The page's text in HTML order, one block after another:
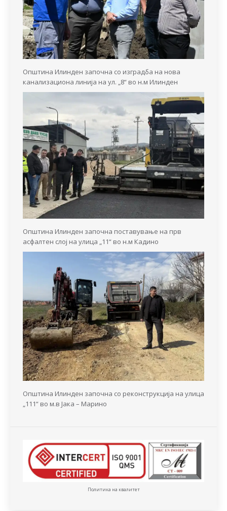
Општина Илинден започна со изградба на нова
канализациона линија на ул. „8“ во н.м Илинден
Општина Илинден започна поставување на прв
асфалтен слој на улица „11“ во н.м Кадино
Општина Илинден започна со реконструкција на улица
„111“ во м.в Јака – Марино
Политика на квалитет